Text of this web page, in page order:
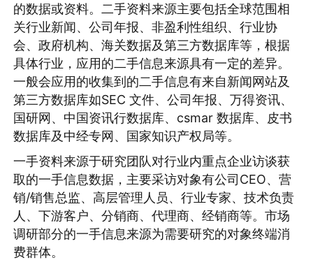
的数据或资料。二手资料来源主要包括全球范围相
关行业新闻、公司年报、非盈利性组织、行业协
会、政府机构、海关数据及第三方数据库等，根据
具体行业，应用的二手信息来源具有一定的差异。
一般会应用的收集到的二手信息有来自新闻网站及
第三方数据库如SEC 文件、公司年报、万得资讯、
国研网、中国资讯行数据库、csmar 数据库、皮书
数据库及中经专网、国家知识产权局等。
一手资料来源于研究团队对行业内重点企业访谈获
取的一手信息数据，主要采访对象有公司CEO、营
销/销售总监、高层管理人员、行业专家、技术负责
人、下游客户、分销商、代理商、经销商等。市场
调研部分的一手信息来源为需要研究的对象终端消
费群体。